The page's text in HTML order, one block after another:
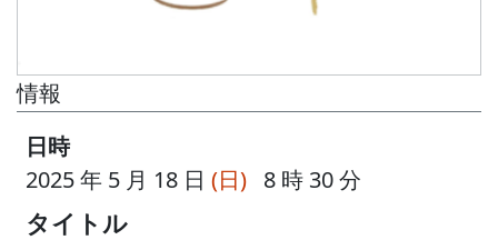
情報
日時
2025 年 5 月 18 日 (日) 8 時 30 分
タイトル